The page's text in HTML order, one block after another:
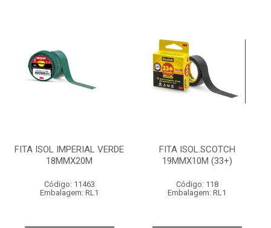
FITA ISOL IMPERIAL VERDE
18MMX20M
Código: 11463
Embalagem: RL1
FITA ISOL.SCOTCH
19MMX10M (33+)
Código: 118
Embalagem: RL1